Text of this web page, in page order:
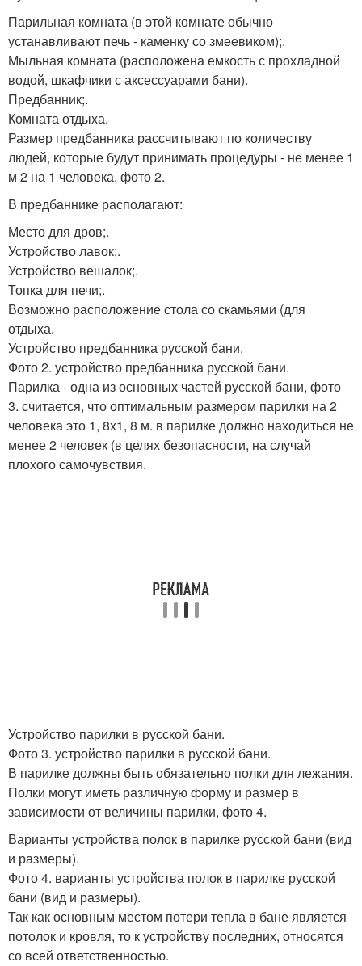
Парильная комната (в этой комнате обычно
устанавливают печь - каменку со змеевиком);.
Мыльная комната (расположена емкость с прохладной
водой, шкафчики с аксессуарами бани).
Предбанник;.
Комната отдыха.
Размер предбанника рассчитывают по количеству
людей, которые будут принимать процедуры - не менее 1
м 2 на 1 человека, фото 2.
В предбаннике располагают:
Место для дров;.
Устройство лавок;.
Устройство вешалок;.
Топка для печи;.
Возможно расположение стола со скамьями (для
отдыха.
Устройство предбанника русской бани.
Фото 2. устройство предбанника русской бани.
Парилка - одна из основных частей русской бани, фото
3. считается, что оптимальным размером парилки на 2
человека это 1, 8x1, 8 м. в парилке должно находиться не
менее 2 человек (в целях безопасности, на случай
плохого самочувствия.
Устройство парилки в русской бани.
Фото 3. устройство парилки в русской бани.
В парилке должны быть обязательно полки для лежания.
Полки могут иметь различную форму и размер в
зависимости от величины парилки, фото 4.
Варианты устройства полок в парилке русской бани (вид
и размеры).
Фото 4. варианты устройства полок в парилке русской
бани (вид и размеры).
Так как основным местом потери тепла в бане является
потолок и кровля, то к устройству последних, относятся
со всей ответственностью.